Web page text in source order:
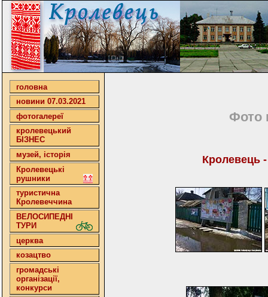
головна
новини 07.03.2021
фотогалереї
кролевецький
БІЗНЕС
музей, історія
Кролевецькі
рушники
туристична
Кролевеччина
ВЕЛОСИПЕДНІ
ТУРИ
церква
козацтво
громадські
організації,
конкурси
Фото
Кролевець -